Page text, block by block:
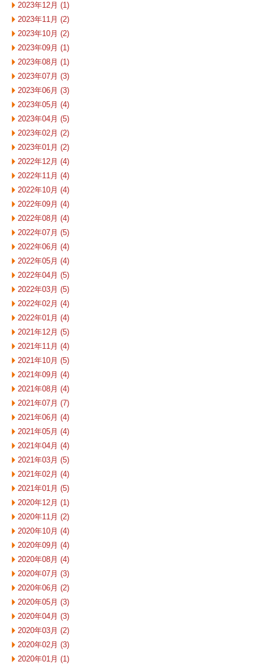
2023年12月 (1)
2023年11月 (2)
2023年10月 (2)
2023年09月 (1)
2023年08月 (1)
2023年07月 (3)
2023年06月 (3)
2023年05月 (4)
2023年04月 (5)
2023年02月 (2)
2023年01月 (2)
2022年12月 (4)
2022年11月 (4)
2022年10月 (4)
2022年09月 (4)
2022年08月 (4)
2022年07月 (5)
2022年06月 (4)
2022年05月 (4)
2022年04月 (5)
2022年03月 (5)
2022年02月 (4)
2022年01月 (4)
2021年12月 (5)
2021年11月 (4)
2021年10月 (5)
2021年09月 (4)
2021年08月 (4)
2021年07月 (7)
2021年06月 (4)
2021年05月 (4)
2021年04月 (4)
2021年03月 (5)
2021年02月 (4)
2021年01月 (5)
2020年12月 (1)
2020年11月 (2)
2020年10月 (4)
2020年09月 (4)
2020年08月 (4)
2020年07月 (3)
2020年06月 (2)
2020年05月 (3)
2020年04月 (3)
2020年03月 (2)
2020年02月 (3)
2020年01月 (1)